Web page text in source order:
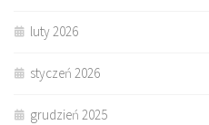
luty 2026
styczeń 2026
grudzień 2025